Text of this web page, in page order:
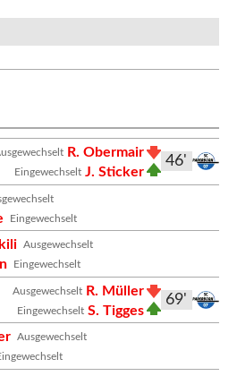
46'
R. Obermair
Eingewechselt J. Sticker
Eingewechselt
Ausgewechselt
Eingewechselt
69'
Ausgewechselt R. Müller
Eingewechselt S. Tigges
Ausgewechselt